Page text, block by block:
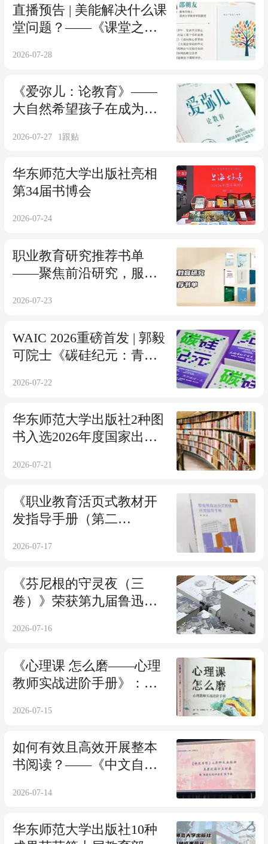
直播预告 | 美能解决什么课
堂问题？——《课堂之
2026-07-28
《爱弥儿：论教育》——
大自然希望孩子在成为大
2026-07-27 1跟贴
华东师范大学出版社亮相
第34届书博会
2026-07-24
职业教育研究推荐书单
——聚焦前沿研究，服务
2026-07-23
WAIC 2026重磅首发 | 郭毅
可院士《碳硅纪元：青少
2026-07-22
华东师范大学出版社2种图
书入选2026年度国家出版
2026-07-21
《职业教育活页式教材开
发指导手册（第二
教材改革的实践指南
2026-07-17
《芬尼根的守灵夜（三
卷）》荣获第九届鲁迅文
2026-07-16
《心理课 怎么磨——心理
教师实战进阶手册》：好
2.0版来了！
2026-07-15
如何有效且高效开展整本
书阅读？——《中文自
名著阅读公益讲座暨伴读
2026-07-14
华东师范大学出版社10种